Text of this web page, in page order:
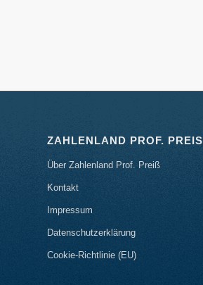
ZAHLENLAND PROF. PREISS
Über Zahlenland Prof. Preiß
Kontakt
Impressum
Datenschutzerklärung
Cookie-Richtlinie (EU)